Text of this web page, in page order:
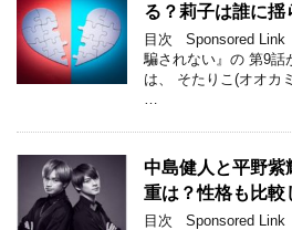
る？莉子は誰に揺
目次 Sponsored Link
騙されない』の 第9
は、 そたりこ(オオカ
…
中島健人と平野紫
重は？性格も比較
目次 Sponsored Link